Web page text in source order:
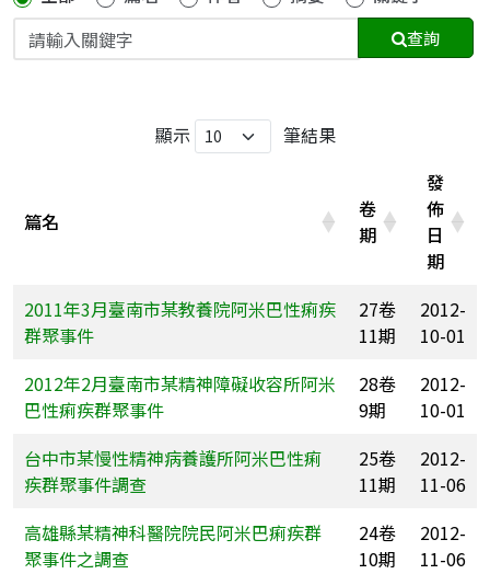
網
址
查詢
顯示 筆結果
篇名
卷
期
發
佈
日
期
2011年3月臺南市某教養院阿米巴性痢疾
群聚事件
27卷
11期
2012-
10-01
2012年2月臺南市某精神障礙收容所阿米
巴性痢疾群聚事件
28卷
9期
2012-
10-01
台中市某慢性精神病養護所阿米巴性痢
疾群聚事件調查
25卷
11期
2012-
11-06
高雄縣某精神科醫院院民阿米巴痢疾群
聚事件之調查
24卷
10期
2012-
11-06